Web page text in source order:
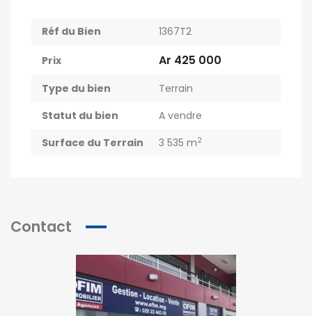
Réf du Bien 1367T2
Prix Ar 425 000
Type du bien
Terrain
Statut du bien
A vendre
Surface du Terrain
3 535 m2
Contact